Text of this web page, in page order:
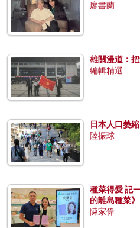
廖書蘭
雄關漫道：
編輯精選
日本人口萎
陸振球
種菜得愛 記
的離島種菜》
陳家偉